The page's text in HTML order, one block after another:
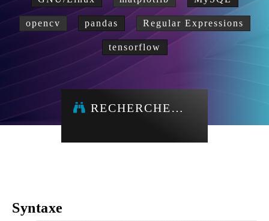
opencv pandas Regular Expressions
tensorflow
RECHERCHE…
Syntaxe